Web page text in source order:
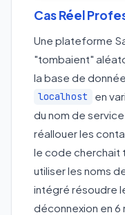
Cas Réel
Une plateforme
"tombaient"
la base de
localhost
en
du nom de
réallouer les
le code cherchait
utiliser les noms
intégré résoudre
déconnexion en 6